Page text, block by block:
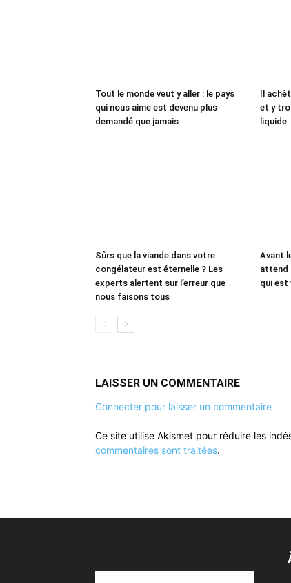
Tout le monde veut y aller : le pays
qui nous aime est devenu plus
demandé que jamais
Il
et y
liquide
Sûrs que la viande dans votre
congélateur est éternelle ? Les
experts alertent sur l’erreur que
nous faisons tous
Avant
attend
qui est
LAISSER UN COMMENTAIRE
Connecter pour laisser un commentaire
Ce site utilise Akismet pour réduire les
commentaires sont traitées.